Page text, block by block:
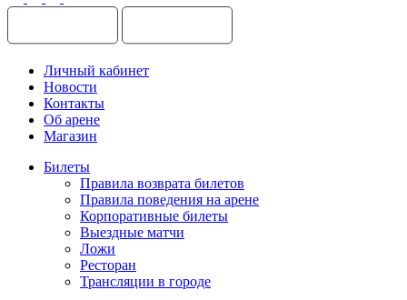
Личный кабинет
Новости
Контакты
Об арене
Магазин
Билеты
Правила возврата билетов
Правила поведения на арене
Корпоративные билеты
Выездные матчи
Ложи
Ресторан
Трансляции в городе